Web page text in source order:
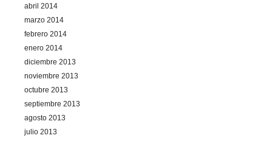
abril 2014
marzo 2014
febrero 2014
enero 2014
diciembre 2013
noviembre 2013
octubre 2013
septiembre 2013
agosto 2013
julio 2013